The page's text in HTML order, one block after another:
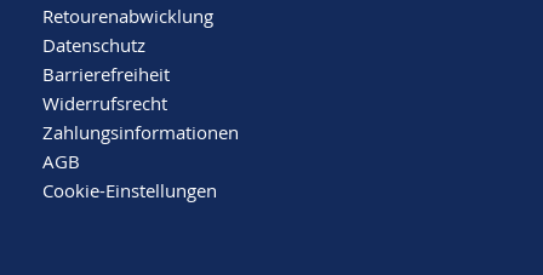
Retourenabwicklung
Datenschutz
Barrierefreiheit
Widerrufsrecht
Zahlungsinformationen
AGB
Cookie-Einstellungen